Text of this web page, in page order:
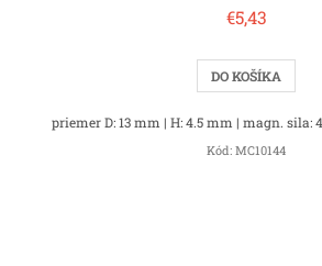
€5,43
DO KOŠÍKA
priemer D: 13 mm | H: 4.5 mm | magn. sila:
Kód: MC10144